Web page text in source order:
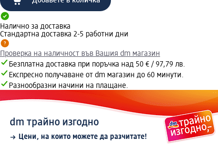
Налично за доставка
Стандартна доставка 2-5 работни дни
Проверка на наличност във Вашия dm магазин
Безплатна доставка при поръчка над 50 € / 97,79 лв.
Експресно получаване от dm магазин до 60 минути.
Разнообразни начини на плащане.
dm трайно изгодно
Цени, на които можете да разчитате!